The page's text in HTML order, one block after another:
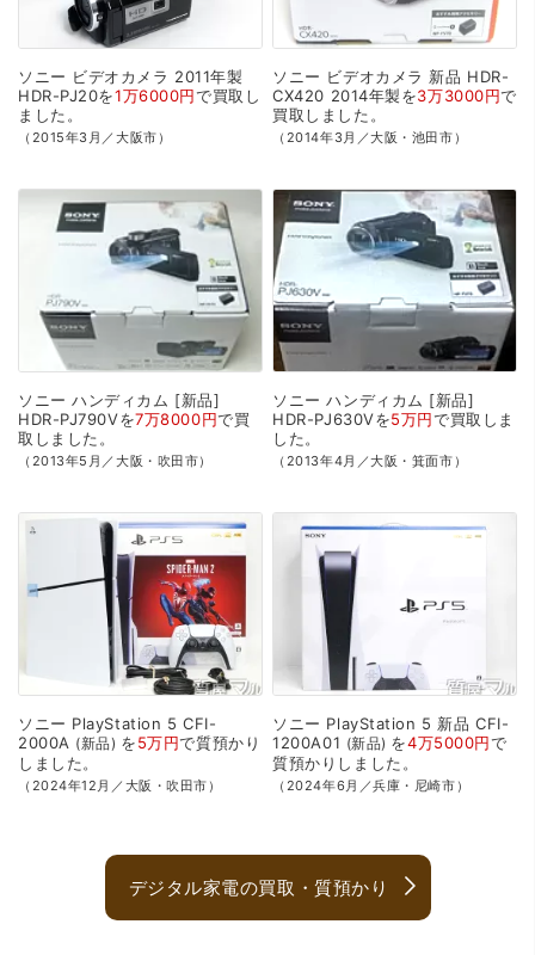
ソニー ビデオカメラ 2011年製
HDR-PJ20を1万6000円で買取 し
ました。
（2015年3月／大阪市）
ソニー ビデオカメラ 新品 HDR-
CX420 2014年製を3万3000円で
買取 しました。
（2014年3月／大阪・池田市）
ソニー ハンディカム [新品]
HDR-PJ790Vを7万8000円で買
取 しました。
（2013年5月／大阪・吹田市）
ソニー ハンディカム [新品]
HDR-PJ630Vを5万円で買取 しま
した。
（2013年4月／大阪・箕面市）
ソニー PlayStation 5 CFI-
2000A
新品 を5万円で質預かり
しました。
（2024年12月／大阪・吹田市）
ソニー PlayStation 5 新品 CFI-
1200A01
新品 を4万5000円で
質預かり しました。
（2024年6月／兵庫・尼崎市）
デジタル家電の買取・質預かり